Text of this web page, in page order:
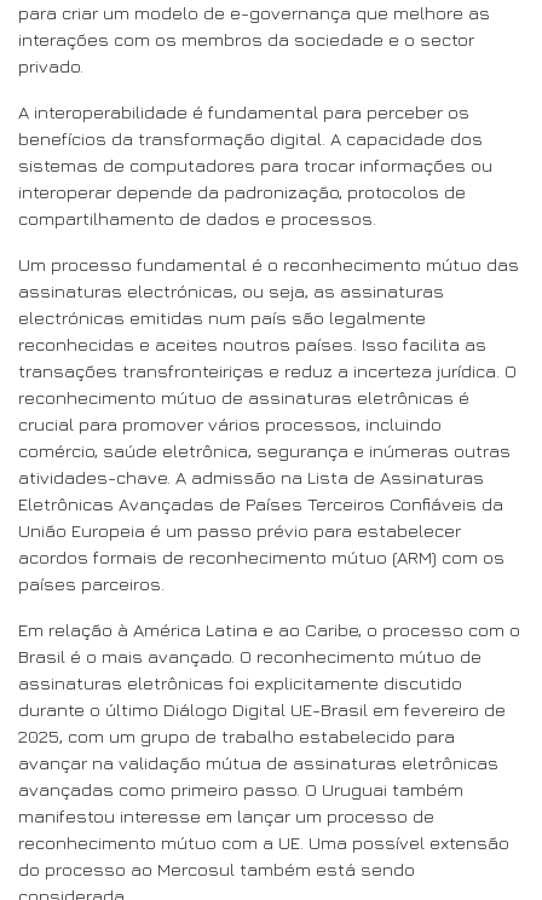
para criar um modelo de e-governança que melhore as
interações com os membros da sociedade e o sector
privado.
A interoperabilidade é fundamental para perceber os
benefícios da transformação digital. A capacidade dos
sistemas de computadores para trocar informações ou
interoperar depende da padronização, protocolos de
compartilhamento de dados e processos.
Um processo fundamental é o reconhecimento mútuo das
assinaturas electrónicas, ou seja, as assinaturas
electrónicas emitidas num país são legalmente
reconhecidas e aceites noutros países. Isso facilita as
transações transfronteiriças e reduz a incerteza jurídica. O
reconhecimento mútuo de assinaturas eletrônicas é
crucial para promover vários processos, incluindo
comércio, saúde eletrônica, segurança e inúmeras outras
atividades-chave. A admissão na Lista de Assinaturas
Eletrônicas Avançadas de Países Terceiros Confiáveis da
União Europeia é um passo prévio para estabelecer
acordos formais de reconhecimento mútuo (ARM) com os
países parceiros.
Em relação à América Latina e ao Caribe, o processo com o
Brasil é o mais avançado. O reconhecimento mútuo de
assinaturas eletrônicas foi explicitamente discutido
durante o último Diálogo Digital UE-Brasil em fevereiro de
2025, com um grupo de trabalho estabelecido para
avançar na validação mútua de assinaturas eletrônicas
avançadas como primeiro passo. O Uruguai também
manifestou interesse em lançar um processo de
reconhecimento mútuo com a UE. Uma possível extensão
do processo ao Mercosul também está sendo
considerada.